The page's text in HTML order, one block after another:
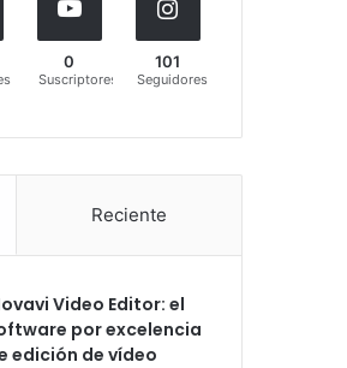
0
Suscriptores
101
Seguidores
Reciente
Video Editor: el
por excelencia
edición de vídeo